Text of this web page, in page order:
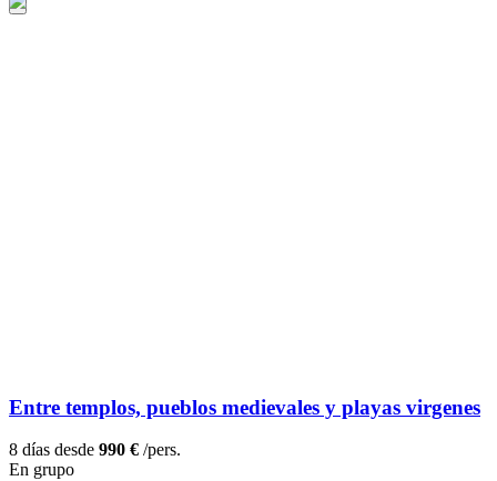
Entre templos, pueblos medievales y playas virgenes
8 días desde 990 € /pers.
En grupo